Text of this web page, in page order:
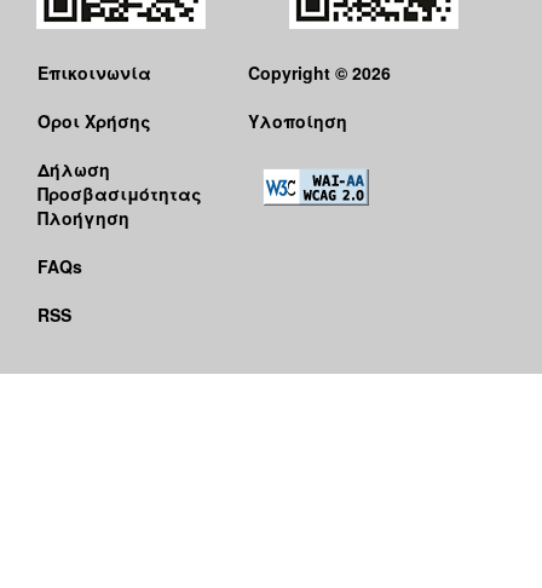
Επικοινωνία
Όροι Χρήσης
Δήλωση
Προσβασιμότητας
Πλοήγηση
FAQs
RSS
Copyright © 2026
Υλοποίηση